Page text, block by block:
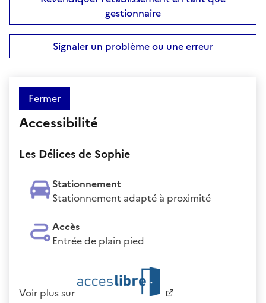
gestionnaire
Signaler un problème ou une erreur
Fermer
Accessibilité
Les Délices de Sophie
Stationnement
Stationnement adapté à proximité
Accès
Entrée de plain pied
Voir plus sur